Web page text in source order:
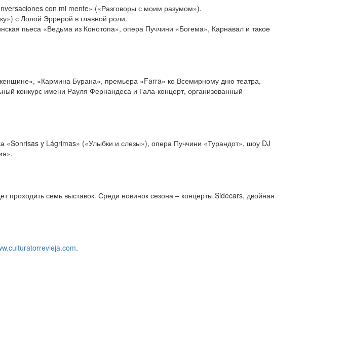
con mi mente» («Разговоры с моим разумом»).
с Лолой Эррерой в главной роли.
пьеса «Ведьма из Конотопа», опера Пуччини «Богема», Карнавал и такое
«Кармина Бурана», премьера «Farra» ко Всемирному дню театра,
конкурс имени Рауля Фернандеса и Гала-концерт, организованный
y Lágrimas» («Улыбки и слезы»), опера Пуччини «Турандот», шоу DJ
проходить семь выставок. Среди новинок сезона – концерты Sidecars, двойная
.